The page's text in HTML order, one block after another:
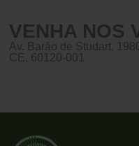
VENHA NOS
Av. Barão de Studart,
CE, 60120-001